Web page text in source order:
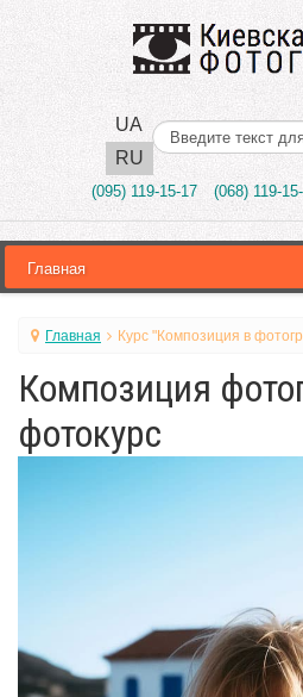
UA
RU
Поиск..
(095) 119-15-17 (068) 119-
Главная Курс "Композиция в
Композиция
фотокурс